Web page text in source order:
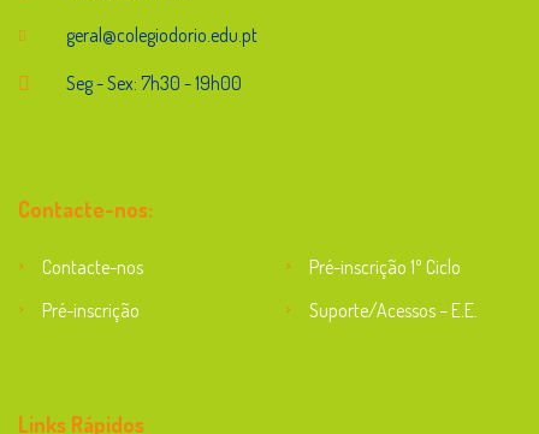
geral@colegiodorio.edu.pt
Seg - Sex: 7h30 - 19h00
Contacte-nos:
Contacte-nos
Pré-inscrição 1º Ciclo
Pré-inscrição
Suporte/Acessos – E.E.
Links Rápidos